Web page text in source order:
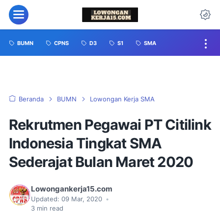
BUMN CPNS D3 S1 SMA
Beranda BUMN Lowongan Kerja SMA
Rekrutmen Pegawai PT Citilink
Indonesia Tingkat SMA
Sederajat Bulan Maret 2020
Lowongankerja15.com
Updated: 09 Mar, 2020 •
3 min read